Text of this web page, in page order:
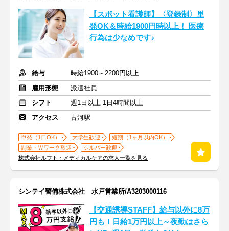
【スポット看護師】〈登録制〉単
発OK＆時給1900円時以上！ 医療
行為は少なめです♪
給与
時給1900～2200円以上
雇用形態
派遣社員
シフト
週1日以上 1日4時間以上
アクセス
古河駅
単発（1日OK） 大学生歓迎
短期（1ヶ月以内OK）
副業・Ｗワーク歓迎
シルバー歓迎
株式会社ルフト・メディカルケアの求人一覧を見る
シンテイ警備株式会社 水戸営業所/A3203000116
【交通誘導STAFF】給与以外に8万
円も！日給1万円以上～夜勤はさら